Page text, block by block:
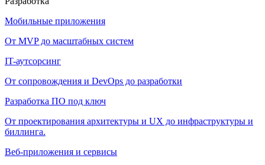
Мобильные приложения
От MVP до масштабных систем
IT-аутсорсинг
От сопровождения и DevOps до разработки
Разработка ПО под ключ
От проектирования архитектуры и UX до инфраструктуры и
биллинга.
Веб-приложения и сервисы